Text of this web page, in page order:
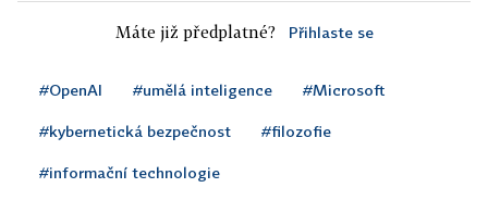
Máte již předplatné? Přihlaste se
#OpenAI #umělá inteligence #Microsoft
#kybernetická bezpečnost #filozofie
#informační technologie